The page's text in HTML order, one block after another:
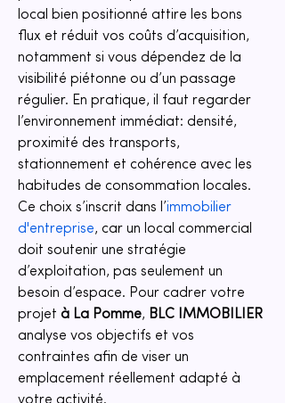
local bien positionné attire les bons
flux et réduit vos coûts d’acquisition,
notamment si vous dépendez de la
visibilité piétonne ou d’un passage
régulier. En pratique, il faut regarder
l’environnement immédiat: densité,
proximité des transports,
stationnement et cohérence avec les
habitudes de consommation locales.
Ce choix s’inscrit dans l’immobilier
d'entreprise, car un local commercial
doit soutenir une stratégie
d’exploitation, pas seulement un
besoin d’espace. Pour cadrer votre
projet à La Pomme, BLC IMMOBILIER
analyse vos objectifs et vos
contraintes afin de viser un
emplacement réellement adapté à